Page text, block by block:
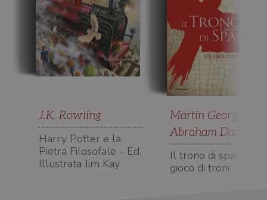
J.K. Rowling
Harry Potter e la
Pietra Filosofale - Ed.
Illustrata Jim Kay
Martin George R.
Abraham Daniel
Il trono di spade. Un
gioco di troni